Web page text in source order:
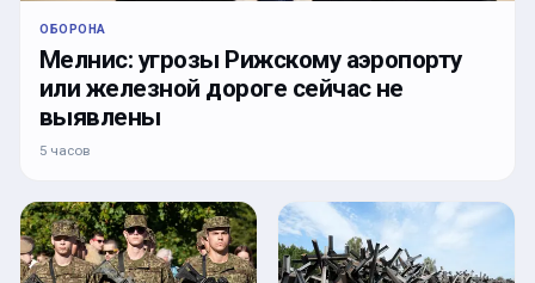
ОБОРОНА
Мелнис: угрозы Рижскому аэропорту
или железной дороге сейчас не
выявлены
5 часов